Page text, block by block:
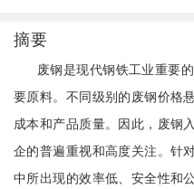
摘要
废钢是现代钢铁工业重要
要原料。不同级别的废钢价格
成本和产品质量。因此，废钢
企的普遍重视和高度关注。针
中所出现的效率低、安全性和